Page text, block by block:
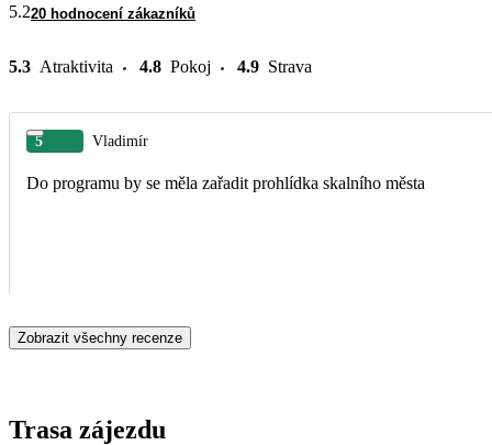
5.220 hodnocení zákazníků
5.3 Atraktivita 4.8 Pokoj 4.9 Strava
5 Vladimír
Do programu by se měla zařadit prohlídka skalního města
Zobrazit všechny recenze
Trasa zájezdu